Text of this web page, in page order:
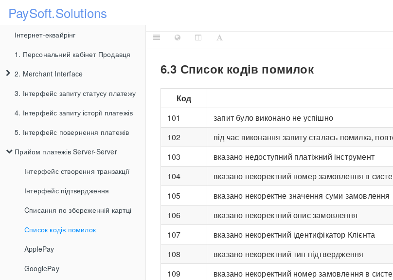
PaySoft.Solutions
Інтернет-еквайрінг
1. Персональний кабінет Продавця
2. Merchant Interface
2.1. Форма запиту платежу
2.2. Форма попереднього запиту
2.4. Форма виконаного платежу
2.5. Форма невиконаного платежу
3. Інтерфейс запиту статусу платежу
4. Інтерфейс запиту історії платежів
5. Інтерфейс повернення платежів
Прийом платежів Server-Server
Інтерфейс створення транзакції
Інтерфейс підтвердження
Cписання по збереженній картці
Список кодів помилок
ApplePay
GooglePay
6.3 Список кодів помилок
Код
101
запит було виконано не успішно
102
під час виконання запиту сталась помилка,
103
вказано недоступний платіжний інструмент
104
вказано некоректний номер замовлення в
105
вказано некоректне значення суми замовлення
106
вказано некоректний опис замовлення
107
вказано некоректний ідентифікатор Клієнта
108
вказано некоректний тип підтвердження
109
вказано некоректний номер замовлення в